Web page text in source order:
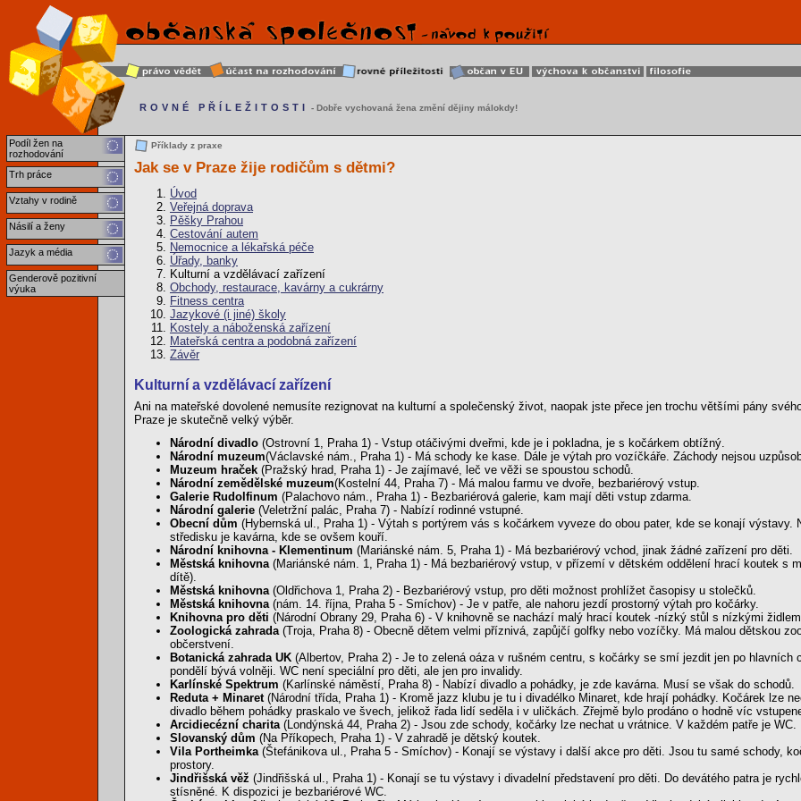
Podíl žen na
rozhodování
Trh práce
Vztahy v rodině
Násilí a ženy
Jazyk a média
Genderově pozitivní
výuka
ROVNÉ PŘÍLEŽITOSTI - Dobře vychovaná žena změní dějiny málokdy!
Příklady z praxe
Jak se v Praze žije rodičům s dětmi?
Úvod
Veřejná doprava
Pěšky Prahou
Cestování autem
Nemocnice a lékařská péče
Úřady, banky
Kulturní a vzdělávací zařízení
Obchody, restaurace, kavárny a cukrárny
Fitness centra
Jazykové (i jiné) školy
Kostely a náboženská zařízení
Mateřská centra a podobná zařízení
Závěr
Kulturní a vzdělávací zařízení
Ani na mateřské dovolené nemusíte rezignovat na kulturní a společenský život, naopak jste přece jen trochu většími pány
Praze je skutečně velký výběr.
Národní divadlo (Ostrovní 1, Praha 1) - Vstup otáčivými dveřmi, kde je i pokladna, je s kočárkem obtížný.
Národní muzeum(Václavské nám., Praha 1) - Má schody ke kase. Dále je výtah pro vozíčkáře. Záchody nejsou
Muzeum hraček (Pražský hrad, Praha 1) - Je zajímavé, leč ve věži se spoustou schodů.
Národní zemědělské muzeum(Kostelní 44, Praha 7) - Má malou farmu ve dvoře, bezbariérový vstup.
Galerie Rudolfinum (Palachovo nám., Praha 1) - Bezbariérová galerie, kam mají děti vstup zdarma.
Národní galerie (Veletržní palác, Praha 7) - Nabízí rodinné vstupné.
Obecní dům (Hybernská ul., Praha 1) - Výtah s portýrem vás s kočárkem vyveze do obou pater, kde se konají
středisku je kavárna, kde se ovšem kouří.
Národní knihovna - Klementinum (Mariánské nám. 5, Praha 1) - Má bezbariérový vchod, jinak žádné zařízení pro děti.
Městská knihovna (Mariánské nám. 1, Praha 1) - Má bezbariérový vstup, v přízemí v dětském oddělení hrací koutek s
dítě).
Městská knihovna (Oldřichova 1, Praha 2) - Bezbariérový vstup, pro děti možnost prohlížet časopisy u stolečků.
Městská knihovna (nám. 14. října, Praha 5 - Smíchov) - Je v patře, ale nahoru jezdí prostorný výtah pro kočárky.
Knihovna pro děti (Národní Obrany 29, Praha 6) - V knihovně se nachází malý hrací koutek -nízký stůl s nízkými
Zoologická zahrada (Troja, Praha 8) - Obecně dětem velmi příznivá, zapůjčí golfky nebo vozíčky. Má malou dětskou
občerstvení.
Botanická zahrada UK (Albertov, Praha 2) - Je to zelená oáza v rušném centru, s kočárky se smí jezdit jen po
pondělí bývá volněji. WC není speciální pro děti, ale jen pro invalidy.
Karlínské Spektrum (Karlínské náměstí, Praha 8) - Nabízí divadlo a pohádky, je zde kavárna. Musí se však do schodů.
Reduta + Minaret (Národní třída, Praha 1) - Kromě jazz klubu je tu i divadélko Minaret, kde hrají pohádky. Kočárek lze
divadlo během pohádky praskalo ve švech, jelikož řada lidí seděla i v uličkách. Zřejmě bylo prodáno o hodně víc
Arcidiecézní charita (Londýnská 44, Praha 2) - Jsou zde schody, kočárky lze nechat u vrátnice. V každém patře je WC.
Slovanský dům (Na Příkopech, Praha 1) - V zahradě je dětský koutek.
Vila Portheimka (Štefánikova ul., Praha 5 - Smíchov) - Konají se výstavy i další akce pro děti. Jsou tu samé schody,
prostory.
Jindřišská věž (Jindřišská ul., Praha 1) - Konají se tu výstavy i divadelní představení pro děti. Do devátého patra je
stísněné. K dispozici je bezbariérové WC.